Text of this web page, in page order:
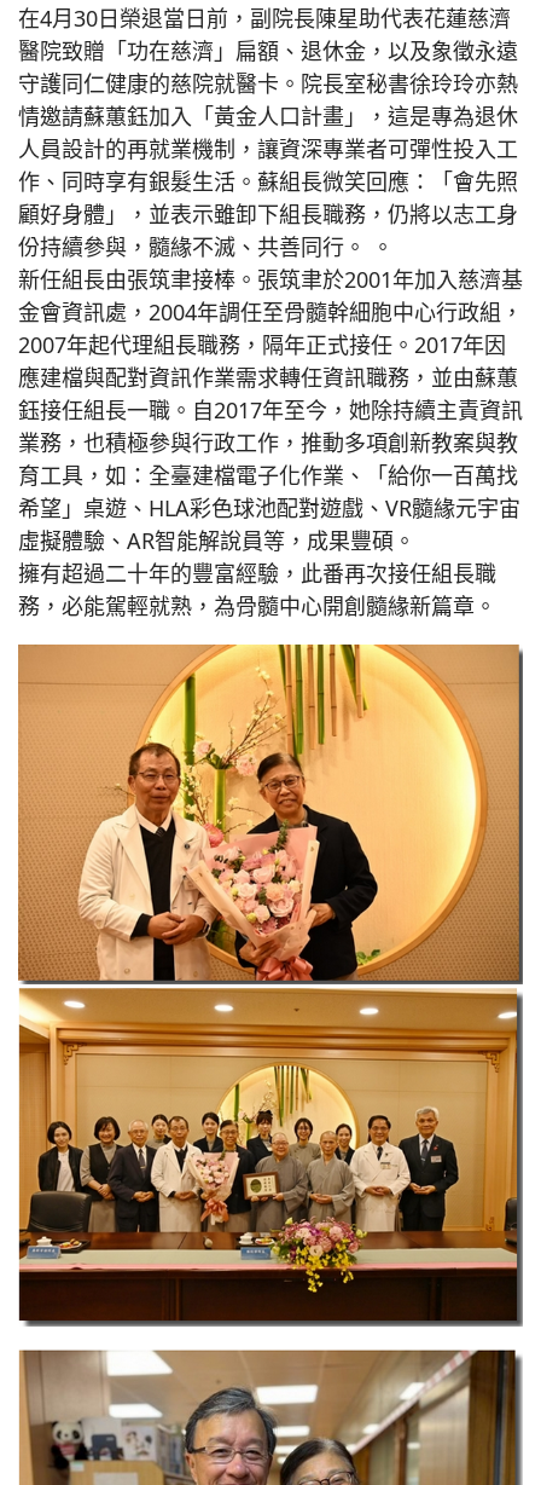
在4月30日榮退當日前，副院長陳星助代表花蓮慈濟
醫院致贈「功在慈濟」扁額、退休金，以及象徵永遠
守護同仁健康的慈院就醫卡。院長室秘書徐玲玲亦熱
情邀請蘇蕙鈺加入「黃金人口計畫」，這是專為退休
人員設計的再就業機制，讓資深專業者可彈性投入工
作、同時享有銀髮生活。蘇組長微笑回應：「會先照
顧好身體」，並表示雖卸下組長職務，仍將以志工身
份持續參與，髓緣不滅、共善同行。 。
新任組長由張筑聿接棒。張筑聿於2001年加入慈濟基
金會資訊處，2004年調任至骨髓幹細胞中心行政組，
2007年起代理組長職務，隔年正式接任。2017年因
應建檔與配對資訊作業需求轉任資訊職務，並由蘇蕙
鈺接任組長一職。自2017年至今，她除持續主責資訊
業務，也積極參與行政工作，推動多項創新教案與教
育工具，如：全臺建檔電子化作業、「給你一百萬找
希望」桌遊、HLA彩色球池配對遊戲、VR髓緣元宇宙
虛擬體驗、AR智能解說員等，成果豐碩。
擁有超過二十年的豐富經驗，此番再次接任組長職
務，必能駕輕就熟，為骨髓中心開創髓緣新篇章。